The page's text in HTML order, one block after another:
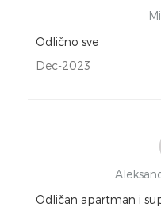
Odlično sve
Dec-2023
Odličan apartman i